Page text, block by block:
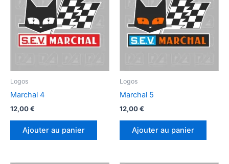
Logos
Marchal 4
12,00€
Ajouter au panier
Logos
Marchal 5
12,00€
Ajouter au panier